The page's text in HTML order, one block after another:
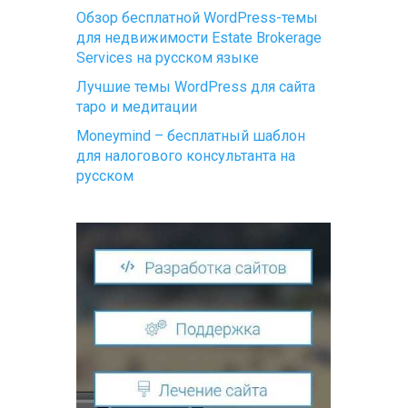
Обзор бесплатной WordPress-темы
для недвижимости Estate Brokerage
Services на русском языке
Лучшие темы WordPress для сайта
таро и медитации
Moneymind – бесплатный шаблон
для налогового консультанта на
русском